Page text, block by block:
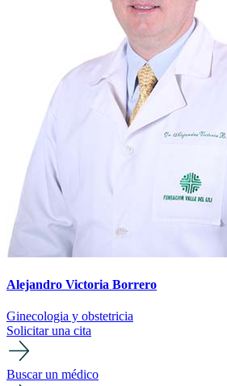
Alejandro Victoria Borrero
Ginecologia y obstetricia
Solicitar una cita
Buscar un médico